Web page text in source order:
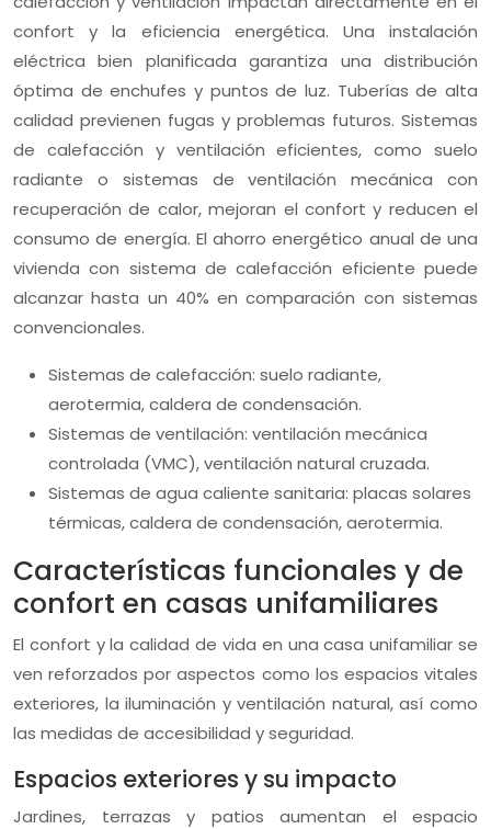
confort y la eficiencia energética. Una instalación
eléctrica bien planificada garantiza una distribución
óptima de enchufes y puntos de luz. Tuberías de alta
calidad previenen fugas y problemas futuros. Sistemas
de calefacción y ventilación eficientes, como suelo
radiante o sistemas de ventilación mecánica con
recuperación de calor, mejoran el confort y reducen el
consumo de energía. El ahorro energético anual de una
vivienda con sistema de calefacción eficiente puede
alcanzar hasta un 40% en comparación con sistemas
convencionales.
Sistemas de calefacción: suelo radiante,
aerotermia, caldera de condensación.
Sistemas de ventilación: ventilación mecánica
controlada (VMC), ventilación natural cruzada.
Sistemas de agua caliente sanitaria: placas solares
térmicas, caldera de condensación, aerotermia.
Características funcionales y de
confort en casas unifamiliares
El confort y la calidad de vida en una casa unifamiliar se
ven reforzados por aspectos como los espacios vitales
exteriores, la iluminación y ventilación natural, así como
las medidas de accesibilidad y seguridad.
Espacios exteriores y su impacto
Jardines, terrazas y patios aumentan el espacio